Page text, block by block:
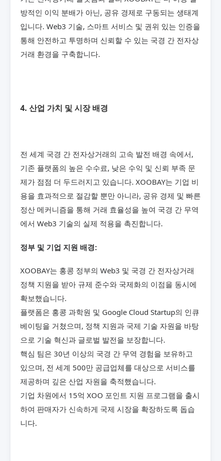
방적인 이익 분배가 아닌, 공유 경제로 구동되는 생태계
입니다. Web3 기술, 스마트 서비스 및 권위 있는 인증을
통해 안전하고 투명하며 신뢰할 수 있는 국경 간 전자상
거래 환경을 구축합니다.
4. 산업 가치 및 시장 배경
전 세계 국경 간 전자상거래의 고속 발전 배경 속에서,
기존 플랫폼의 높은 수수료, 낮은 수익 및 신뢰 부족 문
제가 점점 더 두드러지고 있습니다. XOOBAY는 기업 비
용을 효과적으로 절감할 뿐만 아니라, 공유 경제 및 빠른
정산 메커니즘을 통해 거래 효율성을 높여 국경 간 무역
에서 Web3 기술의 실제 적용을 촉진합니다.
정부 및 기업 지원 배경:
XOOBAY는 홍콩 정부의 Web3 및 국경 간 전자상거래
정책 지원을 받아 규제 준수와 국제화의 이점을 동시에
확보했습니다.
플랫폼은 홍콩 과학원 및 Google Cloud Startup의 인큐
베이팅을 거쳤으며, 정책 지원과 국제 기술 자원을 바탕
으로 기술 혁신과 글로벌 발전을 보장합니다.
핵심 팀은 30년 이상의 국경 간 무역 경험을 보유하고
있으며, 전 세계 500만 공급업체를 대상으로 서비스를
제공하며 깊은 산업 자원을 축적했습니다.
기업 차원에서 15억 XOO 포인트 지원 프로그램을 출시
하여 판매자가 신속하게 국제 시장을 확장하도록 돕습
니다.